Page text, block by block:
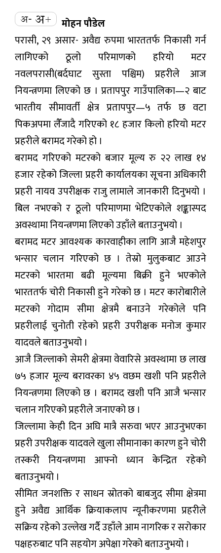
मोहन पौडेल
परासी, २९ असार- अवैद्य रुपमा भारततर्फ निकासी गर्न
लागिएको ठूलो परिमाणको हरियो मटर
नवलपरासी(बर्दघाट सुस्ता पश्चिम) प्रहरीले आज
नियन्त्रणमा लिएको छ । प्रतापपुर गाउँपालिका—२ बाट
भारतीय सीमावर्ती क्षेत्र प्रतापपुर—५ तर्फ छ वटा
पिकअपमा लैँजादै गरिएको १८ हजार किलो हरियो मटर
प्रहरीले बरामद गरेको हो ।
बरामद गरिएको मटरको बजार मूल्य रु २२ लाख १४
हजार रहेको जिल्ला प्रहरी कार्यालयका सूचना अधिकारी
प्रहरी नायव उपरीक्षक राजु लामाले जानकारी दिनुभयो ।
बिल नभएको र ठूलो परिमाणमा भेटिएकोले शङ्कास्पद
अवस्थामा नियन्त्रणमा लिएको उहाँले बताउनुभयो ।
बरामद मटर आवश्यक कारवाहीका लागि आजै महेशपुर
भन्सार चलान गरिएको छ । तेस्रो मुलुकबाट आउने
मटरको भारतमा बढी मूल्यमा बिक्री हुने भएकोले
भारततर्फ चोरी निकासी हुने गरेको छ । मटर कारोबारीले
मटरको गोदाम सीमा क्षेत्रमै बनाउने गरेकोले पनि
प्रहरीलाई चुनोती रहेको प्रहरी उपरीक्षक मनोज कुमार
यादवले बताउनुभयो ।
आजै जिल्लाको सेमरी क्षेत्रमा वेवारिसे अवस्थामा छ लाख
७५ हजार मूल्य बरावरका ४५ वछम खशी पनि प्रहरीले
नियन्त्रणमा लिएको छ । बरामद खशी पनि आजै भन्सार
चलान गरिएको प्रहरीले जनाएको छ ।
जिल्लामा केही दिन अघि मात्रै सरुवा भएर आउनुभएका
प्रहरी उपरीक्षक यादवले खुला सीमानाका कारण हुने चोरी
तस्करी नियन्त्रणमा आफ्नो ध्यान केन्द्रित रहेको
बताउनुभयो ।
सीमित जनशक्ति र साधन स्रोतको बाबजुद सीमा क्षेत्रमा
हुने अवैद्य आर्थिक क्रियाकलाप न्यूनीकरणमा प्रहरीले
सक्रिय रहेको उल्लेख गर्दै उहाँले आम नागरिक र सरोकार
पक्षहरुबाट पनि सहयोग अपेक्षा गरेको बताउनुभयो ।